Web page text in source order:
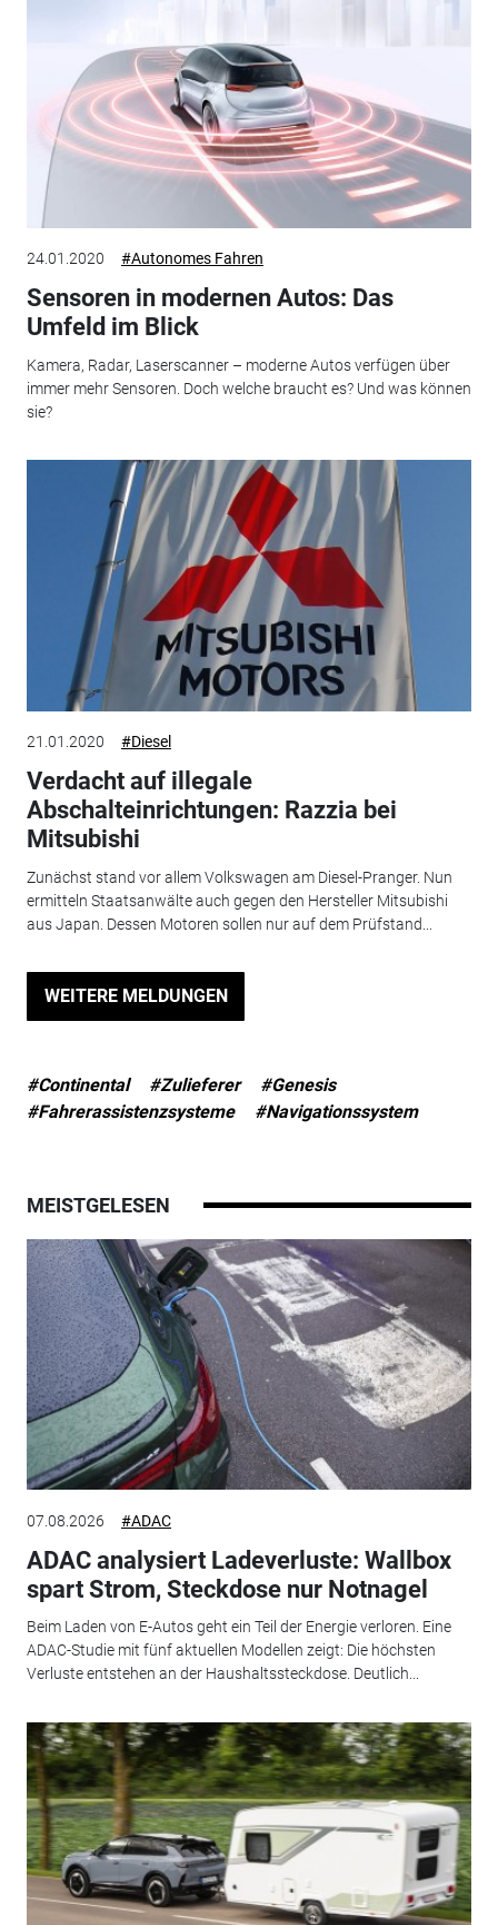
24.01.2020 #Autonomes Fahren
Sensoren in modernen Autos: Das
Umfeld im Blick
Kamera, Radar, Laserscanner – moderne Autos verfügen über
immer mehr Sensoren. Doch welche braucht es? Und was können
sie?
21.01.2020 #Diesel
Verdacht auf illegale
Abschalteinrichtungen: Razzia bei
Mitsubishi
Zunächst stand vor allem Volkswagen am Diesel-Pranger. Nun
ermitteln Staatsanwälte auch gegen den Hersteller Mitsubishi
aus Japan. Dessen Motoren sollen nur auf dem Prüfstand...
WEITERE MELDUNGEN
#Continental #Zulieferer
#Genesis
#Fahrerassistenzsysteme
#Navigationssystem
MEISTGELESEN
07.08.2026 #ADAC
ADAC analysiert Ladeverluste: Wallbox
spart Strom, Steckdose nur Notnagel
Beim Laden von E-Autos geht ein Teil der Energie verloren. Eine
ADAC-Studie mit fünf aktuellen Modellen zeigt: Die höchsten
Verluste entstehen an der Haushaltssteckdose. Deutlich...